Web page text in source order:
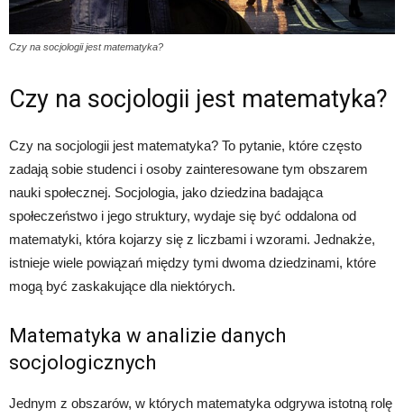
Czy na socjologii jest matematyka?
Czy na socjologii jest matematyka?
Czy na socjologii jest matematyka? To pytanie, które często
zadają sobie studenci i osoby zainteresowane tym obszarem
nauki społecznej. Socjologia, jako dziedzina badająca
społeczeństwo i jego struktury, wydaje się być oddalona od
matematyki, która kojarzy się z liczbami i wzorami. Jednakże,
istnieje wiele powiązań między tymi dwoma dziedzinami, które
mogą być zaskakujące dla niektórych.
Matematyka w analizie danych
socjologicznych
Jednym z obszarów, w których matematyka odgrywa istotną rolę